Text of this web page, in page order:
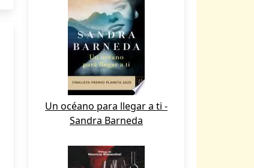
Un océano para llegar a ti -
Sandra Barneda